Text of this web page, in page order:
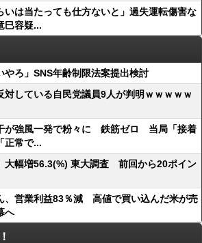
いは当たっても仕方ないと」過失運転傷害な
巳容疑...
やろ」SNS年齢制限法案提出検討
対している自民党議員9人が判明ｗｗｗｗｗ
が強風一発で粉々に 鉄筋ゼロ 当局「接着
正常で...
大幅増56.3(%) 東大調査 前回から20ポイン
、営業利益83％減 高値で買い込んだ米が売
へ